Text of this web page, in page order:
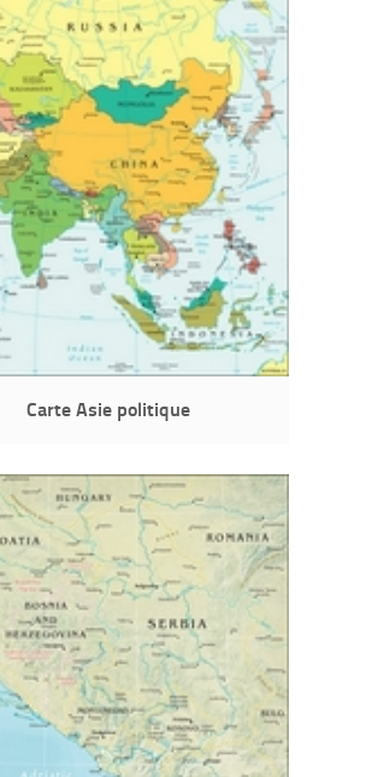
Carte Asie politique